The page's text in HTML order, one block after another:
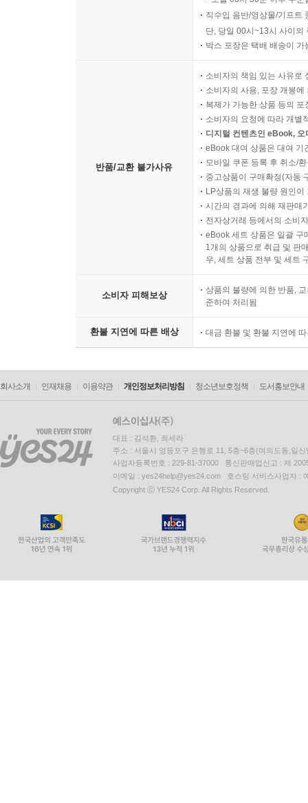
직수입 음반/영상물/기프트
단, 당일 00시~13시 사이의
박스 포장은 택배 배송이
반품/교환 불가사유
소비자의 책임 있는 사유로
소비자의 사용, 포장 개봉
복제가 가능한 상품 등의
소비자의 요청에 따라 개별
디지털 컨텐츠인 eBook,
eBook 대여 상품은 대여 기
모바일 쿠폰 등록 후 취소/
중고상품이 구매확정(자동
LP상품의 재생 불량 원인
시간의 경과에 의해 재판매
전자상거래 등에서의 소비
eBook 세트 상품은 일괄 구
1개의 상품으로 취급 및 판
우, 세트 상품 전부 및 세트
소비자 피해보상
상품의 불량에 의한 반품,
준하여 처리됨
환불 지연에 따른 배상 대금 환불 및 환불 지연에
회사소개 인재채용 이용약관 개인정보처리방침 청소년보호정책 도서홍보안내
대표 : 김석환, 최세라
주소 : 서울시 영등포구 은행로 11, 5층~6층(여의도동,일신
사업자등록번호 : 229-81-37000 통신판매업신고 : 제
이메일 : yes24help@yes24.com 호스팅 서비스사업자 :
Copyright ⓒ YES24 Corp. All Rights Reserved.